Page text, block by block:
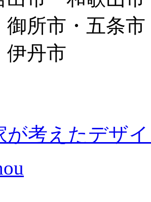
御所市・五条
伊丹市
が考えたデザ